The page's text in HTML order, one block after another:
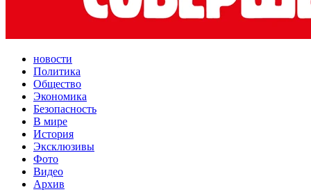
новости
Политика
Общество
Экономика
Безопасность
В мире
История
Эксклюзивы
Фото
Видео
Архив